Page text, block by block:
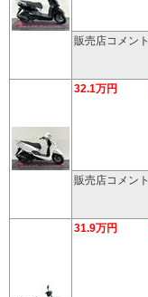
販売店コメント
32.1万円
販売店コメント
31.9万円